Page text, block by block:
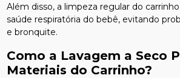
Além disso, a limpeza regular do
saúde respiratória do bebê, evitando
e bronquite.
Como a Lavagem a Seco
Materiais do Carrinho?